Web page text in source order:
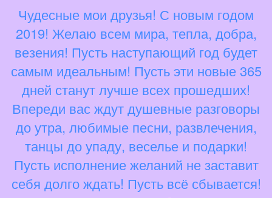
Чудесные мои друзья! С новым годом
2019! Желаю всем мира, тепла, добра,
везения! Пусть наступающий год будет
самым идеальным! Пусть эти новые 365
дней станут лучше всех прошедших!
Впереди вас ждут душевные разговоры
до утра, любимые песни, развлечения,
танцы до упаду, веселье и подарки!
Пусть исполнение желаний не заставит
себя долго ждать! Пусть всё сбывается!